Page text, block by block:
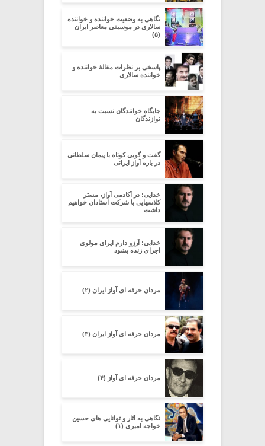
نگاهی به وضعیت خواننده و خواننده
سالاری در موسیقی معاصر ایران
(۵)
پاسخی بر نظرات مقالۀ خواننده و
خواننده سالاری
جایگاه خوانندگان نسبت به
نوازندگان
گفت و گویی کوتاه با پیمان سلطانی
در باره آواز ایرانی
خدایی: در آکادمی آواز، مستر
کلاسهایی با شرکت استادان خواهیم
داشت
خدایی: آرزو دارم اپرای مولوی
اجرای زنده بشود
مردان حرفه ای آواز ایران (۲)
مردان حرفه ای آواز ایران (۳)
مردان حرفه ای آواز (۴)
نگاهی به آثار و توانایی های حسین
خواجه امیری (۱)